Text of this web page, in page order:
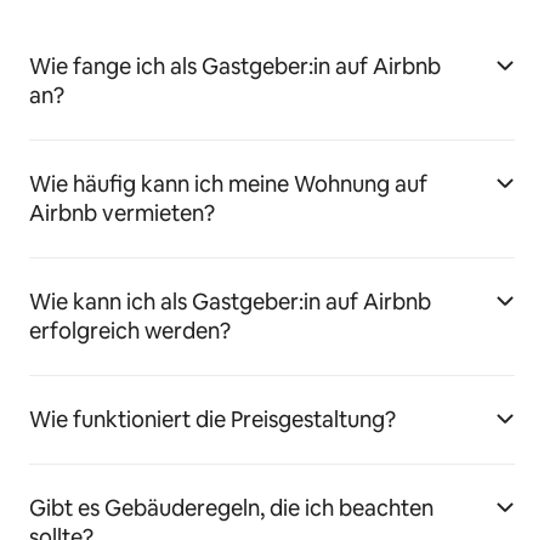
Wie fange ich als Gastgeber:in auf Airbnb
an?
Wie häufig kann ich meine Wohnung auf
Airbnb vermieten?
Wie kann ich als Gastgeber:in auf Airbnb
erfolgreich werden?
Wie funktioniert die Preisgestaltung?
Gibt es Gebäuderegeln, die ich beachten